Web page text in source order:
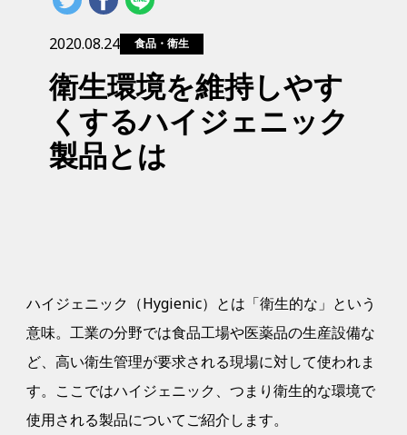
2020.08.24 食品・衛生
衛生環境を維持しやす
くするハイジェニック
製品とは
ハイジェニック（Hygienic）とは「衛生的な」という
意味。工業の分野では食品工場や医薬品の生産設備な
ど、高い衛生管理が要求される現場に対して使われま
す。ここではハイジェニック、つまり衛生的な環境で
使用される製品についてご紹介します。